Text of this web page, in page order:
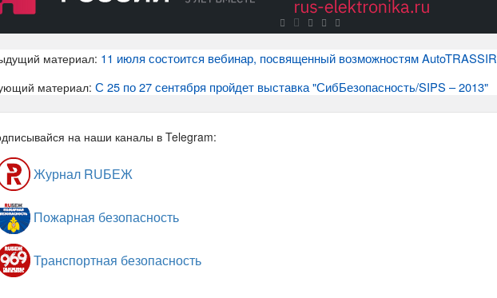
материал: 11 июля состоится вебинар, посвященный возможностям AutoTRASSIR
материал: С 25 по 27 сентября пройдет выставка "СибБезопасность/SIPS – 2013"
на наши каналы в Telegram:
Журнал RUБЕЖ
Пожарная безопасность
Транспортная безопасность